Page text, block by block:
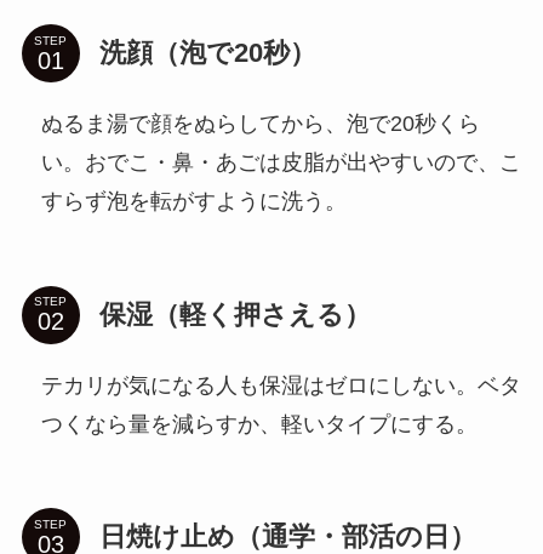
STEP 洗顔（泡で20秒）
ぬるま湯で顔をぬらしてから、泡で20秒くら
い。おでこ・鼻・あごは皮脂が出やすいので、こ
すらず泡を転がすように洗う。
STEP 保湿（軽く押さえる）
テカリが気になる人も保湿はゼロにしない。ベタ
つくなら量を減らすか、軽いタイプにする。
STEP 日焼け止め（通学・部活の日）